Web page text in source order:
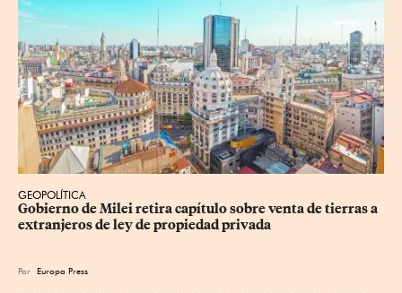
GEOPOLÍTICA
Gobierno de Milei retira capítulo sobre venta de tierras a
extranjeros de ley de propiedad privada
Por Europa Press